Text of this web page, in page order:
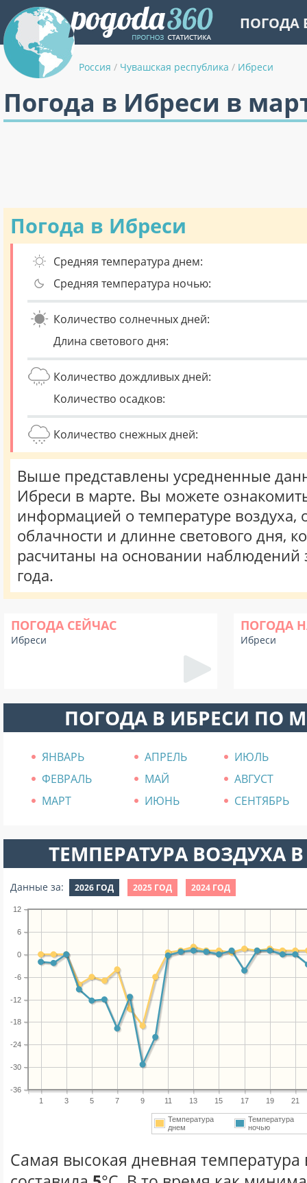
ПОГОДА
Россия / Чувашская республика / Ибреси
Погода в Ибреси в
Погода в Ибреси
Средняя температура днем:
Средняя температура ночью:
Количество солнечных дней:
Длина светового дня:
Количество дождливых дней:
Количество осадков:
Количество снежных дней:
Выше представлены усредненные
Ибреси в марте. Вы можете
информацией о температуре воздуха,
облачности и длинне светового дня,
расчитаны на основании наблюдений
года.
ПОГОДА СЕЙЧАС
Ибреси
ПОГОДА
Ибреси
ПОГОДА В ИБРЕСИ ПО
ЯНВАРЬ АПРЕЛЬ
ИЮЛЬ
ФЕВРАЛЬ
МАЙ
АВГУСТ
МАРТ
ИЮНЬ СЕНТЯБРЬ
ТЕМПЕРАТУРА ВОЗДУХА В
Данные за: 2026 ГОД 2025 ГОД 2024 ГОД
1 3 5 7 9 11 13 15 17 19 21
-36
-30
-24
-18
-12
-6
0
6
12
Температура
днем
Температура
ночью
Самая высокая дневная температура